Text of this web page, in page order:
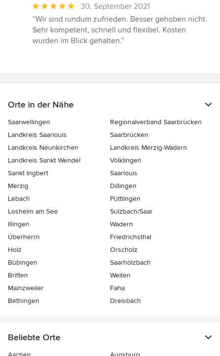
Durchschnittliche
Bewertung:
5
von
30. September 2021
“Wir sind rundum zufrieden. Besser gehoben nicht.
Sehr kompetent, schnell und flexibel. Kosten
wurden im Blick gehalten.”
Orte in der Nähe
Saarwellingen
Regionalverband Saarbrücken
Landkreis Saarlouis
Saarbrücken
Landkreis Neunkirchen
Landkreis Merzig-Wadern
Landkreis Sankt Wendel
Völklingen
Sankt Ingbert
Saarlouis
Merzig
Dillingen
Lebach
Püttlingen
Losheim am See
Sulzbach/Saar
Illingen
Wadern
Überherrn
Friedrichsthal
Holz
Orscholz
Bübingen
Saarhölzbach
Britten
Weiten
Mainzweiler
Faha
Bethingen
Dreisbach
Beliebte Orte